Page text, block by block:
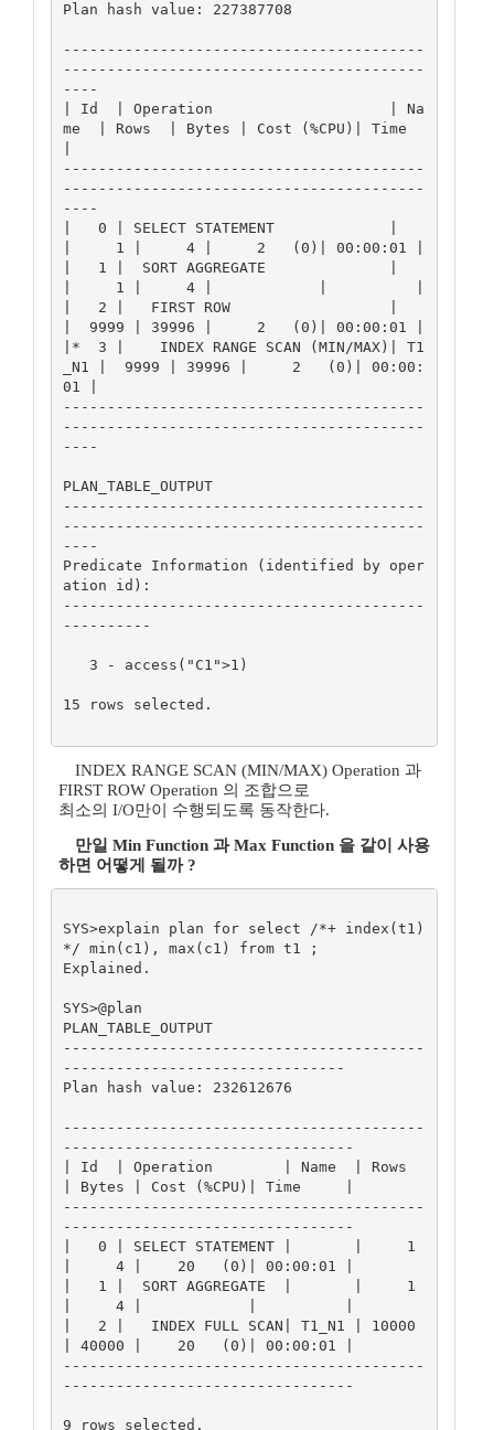
Plan hash value: 227387708
-----------------------------------------
-----------------------------------------
----
| Id  | Operation                    | Na
me  | Rows  | Bytes | Cost (%CPU)| Time
-----------------------------------------
-----------------------------------------
----
|   0 | SELECT STATEMENT             |
|     1 |     4 |     2   (0)| 00:00:01 |
|   1 |  SORT AGGREGATE              |
|     1 |     4 |            |          |
|   2 |   FIRST ROW                  |
|  9999 | 39996 |     2   (0)| 00:00:01 |
|*  3 |    INDEX RANGE SCAN (MIN/MAX)| T1
_N1 |  9999 | 39996 |     2   (0)| 00:00:
01 |
-----------------------------------------
-----------------------------------------
----
PLAN_TABLE_OUTPUT
-----------------------------------------
-----------------------------------------
----
Predicate Information (identified by oper
ation id):
-----------------------------------------
----------
15 rows selected.
INDEX RANGE SCAN (MIN/MAX) Operation 과
FIRST ROW Operation 의 조합으로
최소의 I/O만이 수행되도록 동작한다.
만일 Min Function 과 Max Function 을 같이 사용
하면 어떻게 될까 ?
SYS>explain plan for select /*+ index(t1)
*/ min(c1), max(c1) from t1 ;
Explained.
SYS>@plan
PLAN_TABLE_OUTPUT
-----------------------------------------
--------------------------------
Plan hash value: 232612676
-----------------------------------------
---------------------------------
| Id  | Operation        | Name  | Rows
| Bytes | Cost (%CPU)| Time     |
-----------------------------------------
---------------------------------
|   0 | SELECT STATEMENT |       |     1
|     4 |    20   (0)| 00:00:01 |
|   1 |  SORT AGGREGATE  |       |     1
|     4 |            |          |
|   2 |   INDEX FULL SCAN| T1_N1 | 10000
| 40000 |    20   (0)| 00:00:01 |
-----------------------------------------
---------------------------------
9 rows selected.